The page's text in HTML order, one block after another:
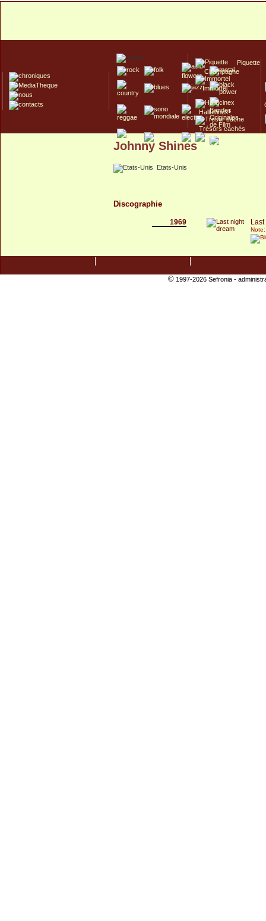
Piquette
Champagne
Immortel
Hallucinex!
Trésors cachés
Culte/Collector
Johnny Shines
Etats-Unis
Discographie
1969
©1997-2026 Sefronia -